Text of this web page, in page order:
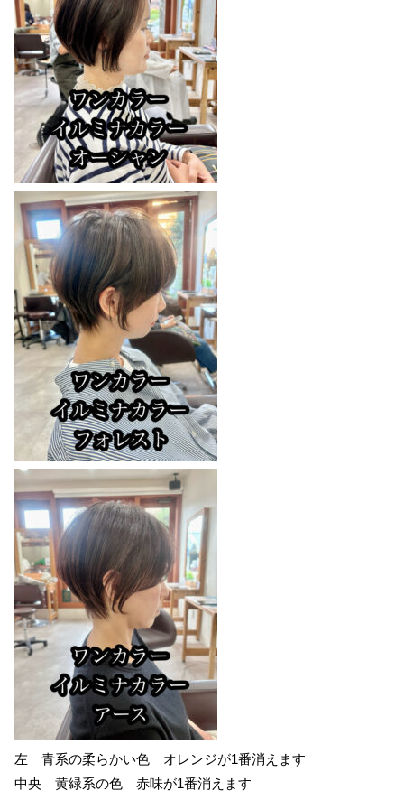
左 青系の柔らかい色 オレンジが1番消えます
中央 黄緑系の色 赤味が1番消えます